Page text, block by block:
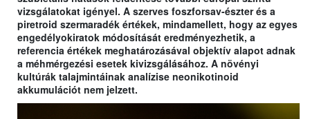
vizsgálatokat igényel. A szerves foszforsav-észter és a
piretroid szermaradék értékek, mindamellett, hogy az egyes
engedélyokiratok módosítását eredményezhetik, a
referencia értékek meghatározásával objektív alapot adnak
a méhmérgezési esetek kivizsgálásához. A növényi
kultúrák talajmintáinak analízise neonikotinoid
akkumulációt nem jelzett.